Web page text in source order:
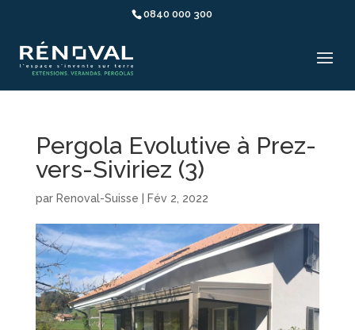
0840 000 300
Pergola Evolutive à Prez-
vers-Siviriez (3)
par Renoval-Suisse Fév 2, 2022